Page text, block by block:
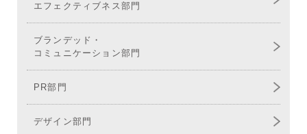
エフェクティブネス部門
ブランデッド・
コミュニケーション部門
PR部門
デザイン部門